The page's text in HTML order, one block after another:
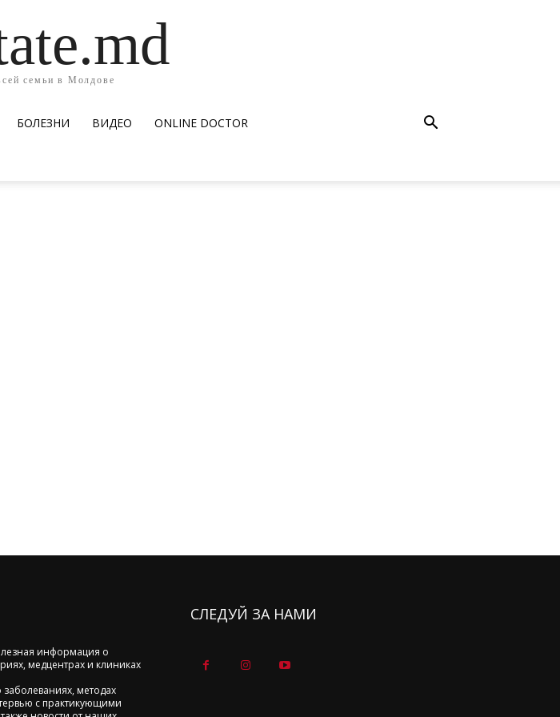
семьи в Молдове
БОЛЕЗНИ ВИДЕО ОNLINE DOCTOR
информация о
медцентрах и клиниках
заболеваниях, методах
с практикующими
СЛЕДУЙ ЗА НАМИ